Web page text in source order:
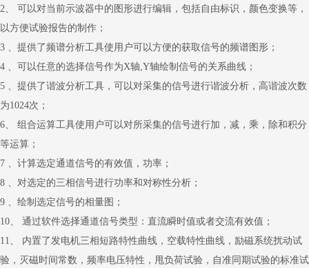
2、 可以对当前示波器中的图形进行编辑，包括自由标识，颜色变换等，
以方便试验报告的制作；
3 、提供了频谱分析工具使用户可以方便的获取信号的频谱图形；
4 、可以任意的选择信号作为X轴,Y轴绘制信号的关系曲线；
5 、提供了谐波分析工具，可以对采集的信号进行谐波分析，高谐波次数
为1024次；
6、 组合运算工具使用户可以对所采集的信号进行加，减，乘，除和积分
等运算；
7 、计算选定通道信号的有效值，功率；
8 、对选定的三相信号进行功率和对称性分析；
9 、绘制选定信号的相量图；
10、 通过软件选择通道信号类型：直流瞬时值或者交流有效值；
11、 内置了发电机三相短路特性曲线，空载特性曲线，励磁系统扰动试
验，灭磁时间常数，频率电压特性，甩负荷试验，自准同期试验的标准试